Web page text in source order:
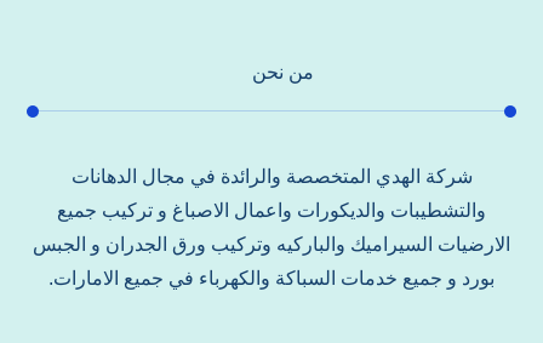
من نحن
شركة الهدي المتخصصة والرائدة في مجال الدهانات
والتشطيبات والديكورات واعمال الاصباغ و تركيب جميع
الارضيات السيراميك والباركيه وتركيب ورق الجدران و الجبس
بورد و جميع خدمات السباكة والكهرباء في جميع الامارات.